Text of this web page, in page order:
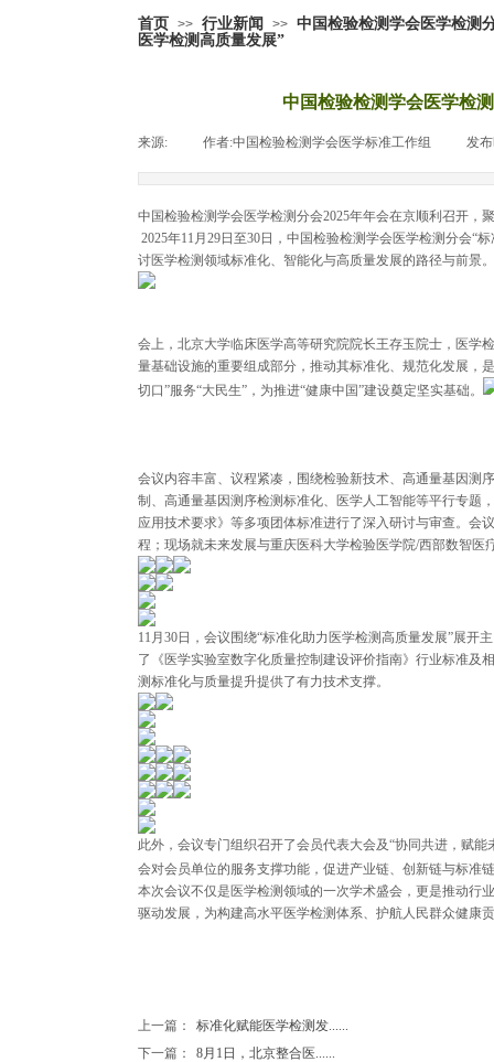
首页 >> 行业新闻 >> 中国检验检测学会医学检测
医学检测高质量发展”
中国检验检测学会医学检
来源: 作者:中国检验检测学会医学标准工作组 发
中国检验检测学会医学检测分会2025年年会在京顺利召开，
2025年11月29日至30日，中国检验检测学会医学检测分会“
讨医学检测领域标准化、智能化与高质量发展的路径与前景。
会上，北京大学临床医学高等研究院院长王存玉院士，医学
量基础设施的重要组成部分，推动其标准化、规范化发展，
切口”服务“大民生”，为推进“健康中国”建设奠定坚实基础。
会议内容丰富、议程紧凑，围绕检验新技术、高通量基因测
制、高通量基因测序检测标准化、医学人工智能等平行专题
应用技术要求》等多项团体标准进行了深入研讨与审查。会
程；现场就未来发展与重庆医科大学检验医学院/西部数智
11月30日，会议围绕“标准化助力医学检测高质量发展”展
了《医学实验室数字化质量控制建设评价指南》行业标准及
测标准化与质量提升提供了有力技术支撑。
此外，会议专门组织召开了会员代表大会及“协同共进，赋
会对会员单位的服务支撑功能，促进产业链、创新链与标准
本次会议不仅是医学检测领域的一次学术盛会，更是推动行
驱动发展，为构建高水平医学检测体系、护航人民群众健康
上一篇：
标准化赋能医学检测发......
下一篇：
8月1日，北京整合医......